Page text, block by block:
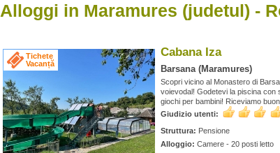
Alloggi in Maramures (judetul) -
Tichete
Vacanță
Cabana Iza
Barsana (Maramures)
Scopri vicino al Monastero di
voievodal! Godetevi la piscina con
giochi per bambini! Riceviamo
Giudizio utenti:
Struttura: Pensione
Alloggio: Camere - 20 posti letto